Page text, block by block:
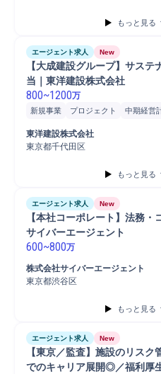
もっと見る
エージェント求人 New
【大成建設グループ】サス
当｜東洋建設株式会社
800~1200万
新規事業 プロジェクト 中期経営
資料作成
人事
法務部門協業
東洋建設株式会社
東京都千代田区
もっと見る
エージェント求人 New
【本社コーポレート】法務
サイバーエージェント
600~800万
株式会社サイバーエージェント
東京都渋谷区
もっと見る
エージェント求人 New
【東京／監査】施設のリス
でのキャリア展開◎／福利厚